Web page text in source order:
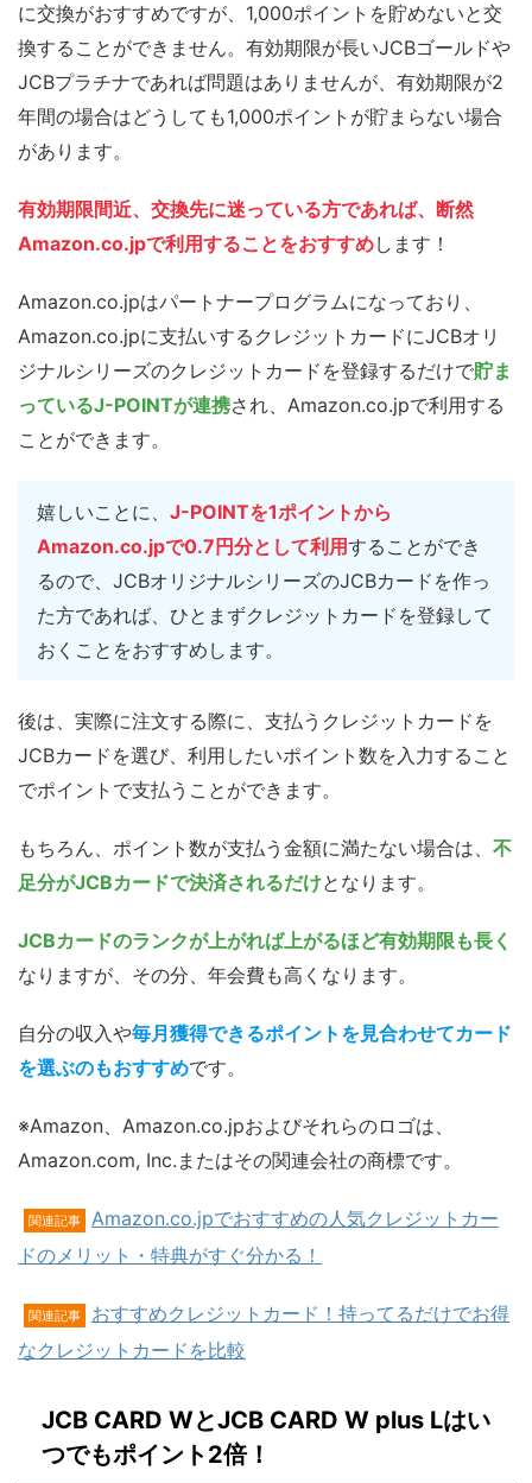
に交換がおすすめですが、1,000ポイントを貯めないと交
換することができません。有効期限が長いJCBゴールドや
JCBプラチナであれば問題はありませんが、有効期限が2
年間の場合はどうしても1,000ポイントが貯まらない場合
があります。
有効期限間近、交換先に迷っている方であれば、 断然
Amazon.co.jpで利用することをおすすめします！
Amazon.co.jpはパートナープログラムになっており、
Amazon.co.jpに支払いするクレジットカードにJCBオリ
ジナルシリーズのクレジットカードを登録するだけで貯ま
っているJ-POINTが連携され、Amazon.co.jpで利用する
ことができます。
嬉しいことに、 J-POINTを1ポイントから
Amazon.co.jpで0.7円分として利用することができ
るので、JCBオリジナルシリーズのJCBカードを作っ
た方であれば、ひとまずクレジットカードを登録して
おくことをおすすめします。
後は、実際に注文する際に、支払うクレジットカードを
JCBカードを選び、利用したいポイント数を入力すること
でポイントで支払うことができます。
もちろん、ポイント数が支払う金額に満たない場合は、 不
足分がJCBカードで決済されるだけとなります。
JCBカードのランクが上がれば上がるほど有効期限も長く
なりますが、その分、年会費も高くなります。
自分の収入や毎月獲得できるポイントを見合わせてカード
を選ぶのもおすすめです。
※Amazon、Amazon.co.jpおよびそれらのロゴは、
Amazon.com, Inc.またはその関連会社の商標です。
関連記事
Amazon.co.jpでおすすめの人気クレジットカー
ドのメリット・特典がすぐ分かる！
関連記事
おすすめクレジットカード！持ってるだけでお得
なクレジットカードを比較
JCB CARD WとJCB CARD W plus Lはい
つでもポイント2倍！